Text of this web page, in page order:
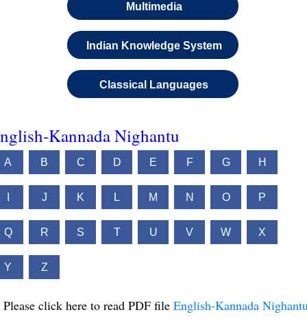
Multimedia
Indian Knowledge System
Classical Languages
Kannada Nighantu
A B C D E F G H
J K L M N O P
Q R S T U V W X
Y Z
Please click here to read PDF file English-Kannada